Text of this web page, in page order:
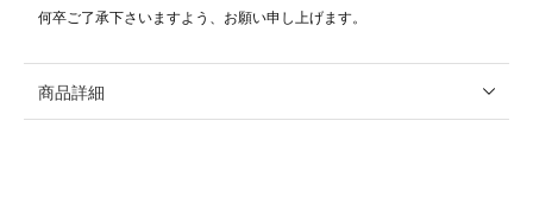
何卒ご了承下さいますよう、お願い申し上げます。
商品詳細